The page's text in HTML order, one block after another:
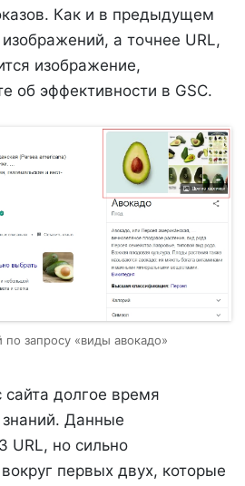
Как и в предыдущем
а точнее URL,
изображение,
об эффективности в GSC.
по запросу «виды авокадо»
долгое время
Данные
URL, но сильно
первых двух, которые